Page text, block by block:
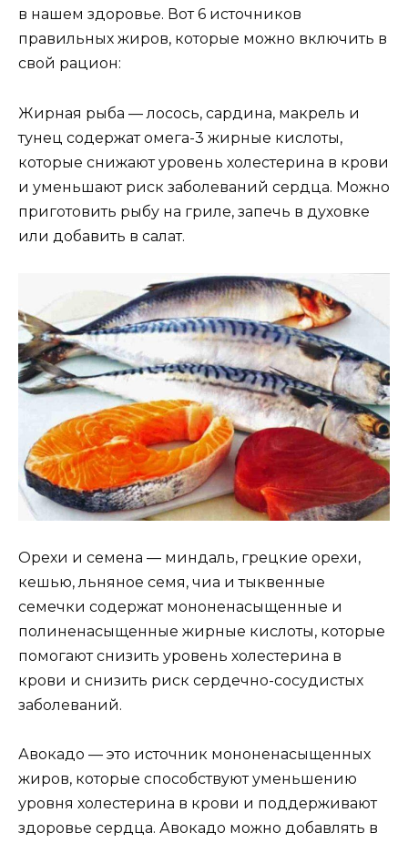
в нашем здоровье. Вот 6 источников
правильных жиров, которые можно включить в
свой рацион:
Жирная рыба — лосось, сардина, макрель и
тунец содержат омега-3 жирные кислоты,
которые снижают уровень холестерина в крови
и уменьшают риск заболеваний сердца. Можно
приготовить рыбу на гриле, запечь в духовке
или добавить в салат.
Орехи и семена — миндаль, грецкие орехи,
кешью, льняное семя, чиа и тыквенные
семечки содержат мононенасыщенные и
полиненасыщенные жирные кислоты, которые
помогают снизить уровень холестерина в
крови и снизить риск сердечно-сосудистых
заболеваний.
Авокадо — это источник мононенасыщенных
жиров, которые способствуют уменьшению
уровня холестерина в крови и поддерживают
здоровье сердца. Авокадо можно добавлять в